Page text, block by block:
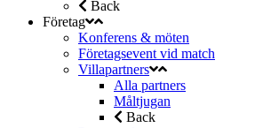
Back
Företag
Konferens & möten
Företagsevent vid match
Villapartners
Alla partners
Måltjugan
Back